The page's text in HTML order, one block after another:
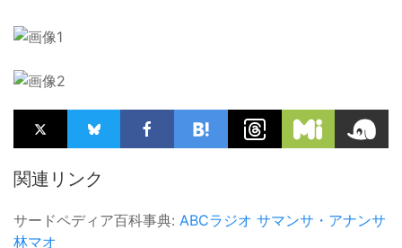
関連リンク
サードペディア百科事典: ABCラジオ サマンサ・アナンサ
林マオ